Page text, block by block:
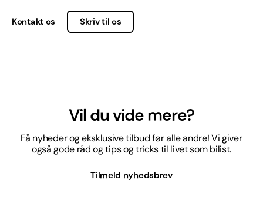
Kontakt os Skriv til os
Vil du vide mere?
Få nyheder og eksklusive tilbud før alle andre! Vi giver
også gode råd og tips og tricks til livet som bilist.
Tilmeld nyhedsbrev